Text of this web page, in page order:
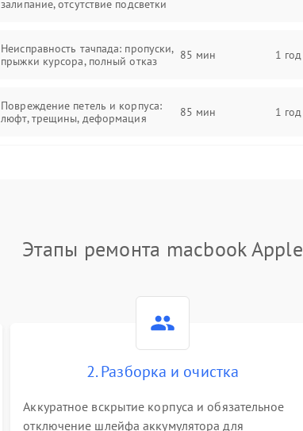
залипание, отсутствие подсветки
Неисправность тачпада: пропуски,
прыжки курсора, полный отказ
85 мин 1 год
Повреждение петель и корпуса:
люфт, трещины, деформация
85 мин 1 год
устройства или разъёма питания
85 мин 1 год
медленная загрузка, ошибки
80 мин
Этапы ремонта macbook Apple
2. Разборка и очистка
Аккуратное вскрытие корпуса и обязательное
отключение шлейфа аккумулятора для